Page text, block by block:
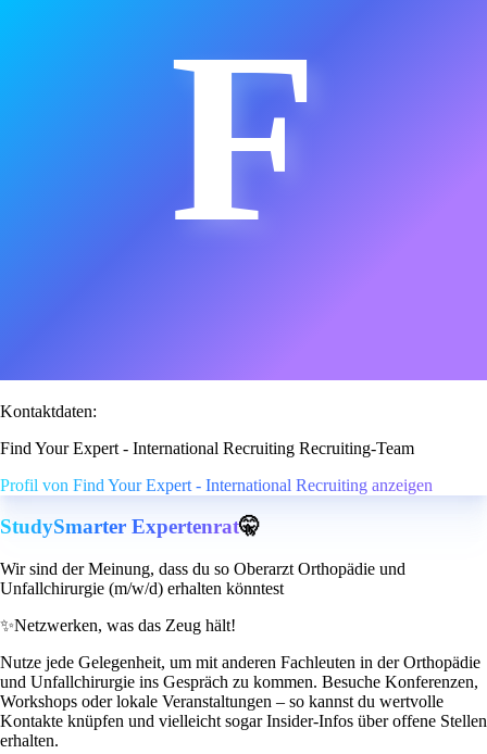
F
Kontaktdaten:
Find Your Expert - International Recruiting Recruiting-Team
Profil von Find Your Expert - International Recruiting anzeigen
StudySmarter Expertenrat🤫
Wir sind der Meinung, dass du so Oberarzt Orthopädie und
Unfallchirurgie (m/w/d) erhalten könntest
✨Netzwerken, was das Zeug hält!
Nutze jede Gelegenheit, um mit anderen Fachleuten in der Orthopädie
und Unfallchirurgie ins Gespräch zu kommen. Besuche Konferenzen,
Workshops oder lokale Veranstaltungen – so kannst du wertvolle
Kontakte knüpfen und vielleicht sogar Insider-Infos über offene Stellen
erhalten.